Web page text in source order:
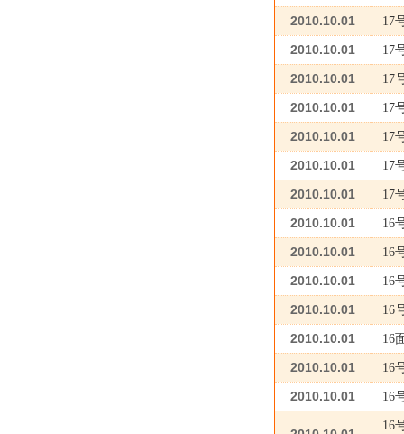
2010.10.01 17
2010.10.01 17
2010.10.01 17
2010.10.01 17
2010.10.01 17
2010.10.01 17
2010.10.01 17
2010.10.01 16
2010.10.01 16
2010.10.01 16
2010.10.01 16
2010.10.01 16
2010.10.01 16
2010.10.01 16
16